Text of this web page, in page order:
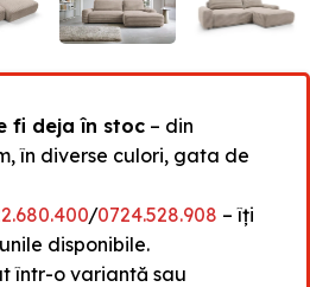
fi deja în stoc – din
în diverse culori, gata de
/0724.528.908 – îți
disponibile.
într-o variantă sau